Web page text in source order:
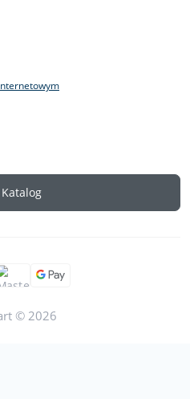
Katalog
© 2026